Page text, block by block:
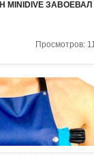
ЗАВОЕВАЛ
Просмотров: